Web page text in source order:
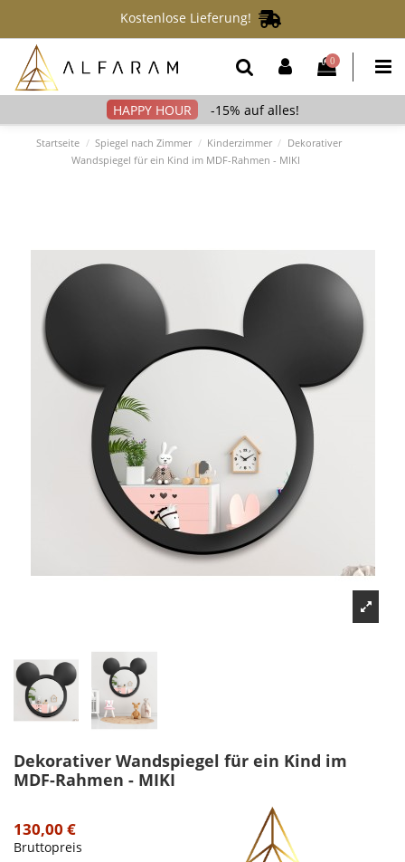
Kostenlose Lieferung!
0
-15% auf alles!
Startseite Spiegel nach Zimmer Kinderzimmer
Dekorativer
Wandspiegel für ein Kind im MDF-Rahmen - MIKI
Dekorativer Wandspiegel für ein Kind im
MDF-Rahmen - MIKI
130,00 €
Bruttopreis